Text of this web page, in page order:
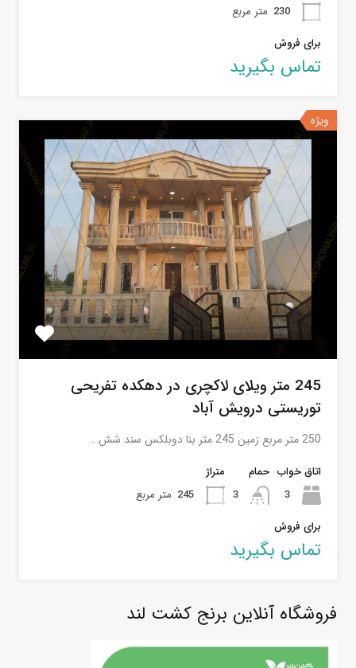
230 متر مربع
برای فروش
تماس بگیرید
ویژه
245 متر ویلای لاکچری در دهکده تفریحی
توریستی درویش آباد
250 متر مربع زمین 245 متر بنا دوبلکس سند شش…
اتاق خواب
3
حمام
3
متراژ
245 متر مربع
برای فروش
تماس بگیرید
فروشگاه آنلاین برنج کشت لند